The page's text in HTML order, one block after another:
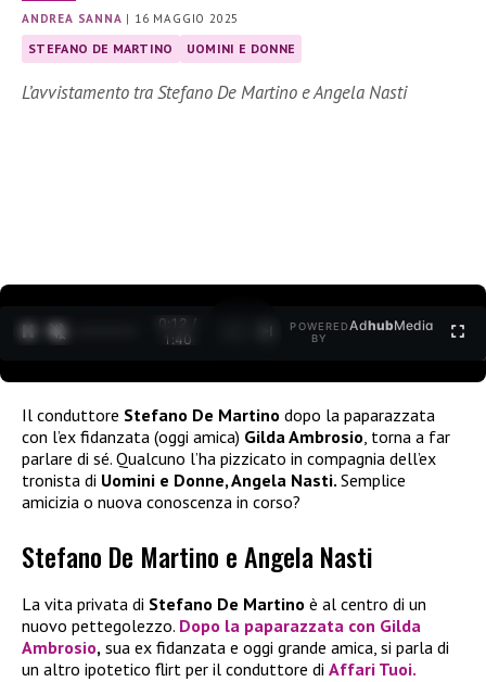
ANDREA SANNA | 16 MAGGIO 2025
STEFANO DE MARTINO UOMINI E DONNE
L’avvistamento tra Stefano De Martino e Angela Nasti
0:13 /
1:40
POWERED
BY
AdhubMedia
Il conduttore Stefano De Martino dopo la paparazzata
con l’ex fidanzata (oggi amica) Gilda Ambrosio , torna a far
parlare di sé. Qualcuno l’ha pizzicato in compagnia dell’ex
tronista di Uomini e Donne, Angela Nasti. Semplice
amicizia o nuova conoscenza in corso?
Stefano De Martino e Angela Nasti
La vita privata di Stefano De Martino è al centro di un
nuovo pettegolezzo. Dopo la paparazzata con Gilda
Ambrosio, sua ex fidanzata e oggi grande amica, si parla di
un altro ipotetico flirt per il conduttore di Affari Tuoi.